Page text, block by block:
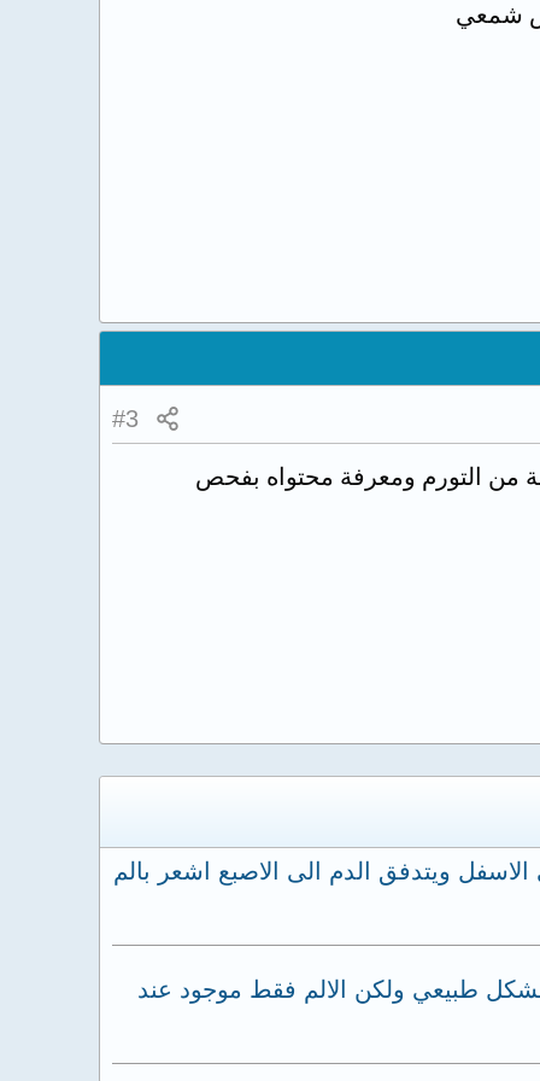
شمعي
#3
من التورم ومعرفة محتواه بفحص
ويتدفق الدم الى الاصبع اشعر بالم
طبيعي ولكن الالم فقط موجود عند